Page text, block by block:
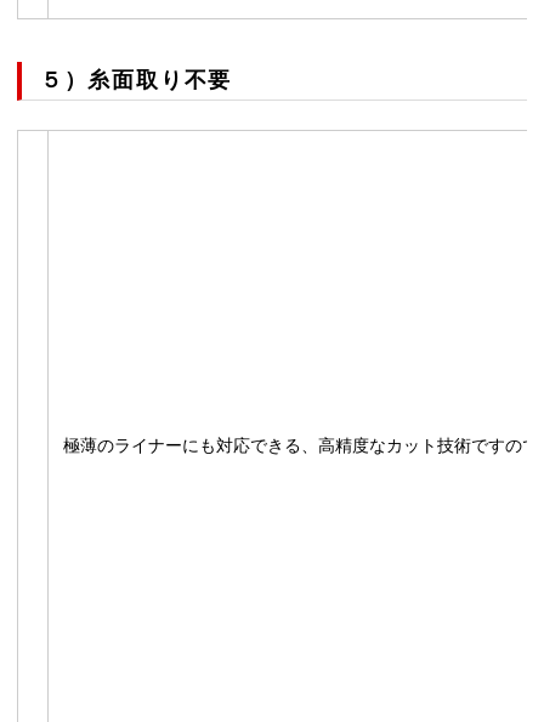
５）糸面取り不要
極薄のライナーにも対応できる、高精度なカット技術ですの